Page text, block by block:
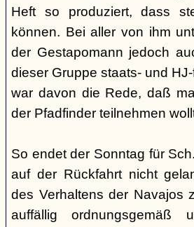
Heft so produziert, dass
können. Bei aller von ihm
der Gestapomann jedoch
dieser Gruppe staats- und
war davon die Rede, daß
der Pfadfinder teilnehmen
So endet der Sonntag für
auf der Rückfahrt nicht
des Verhaltens der Navajos
auffällig